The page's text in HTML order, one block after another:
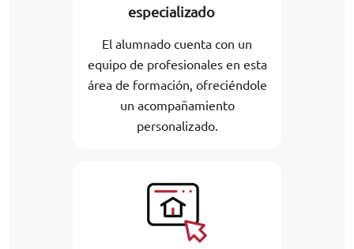
especializado
El alumnado cuenta con un
equipo de profesionales en esta
área de formación, ofreciéndole
un acompañamiento
personalizado.